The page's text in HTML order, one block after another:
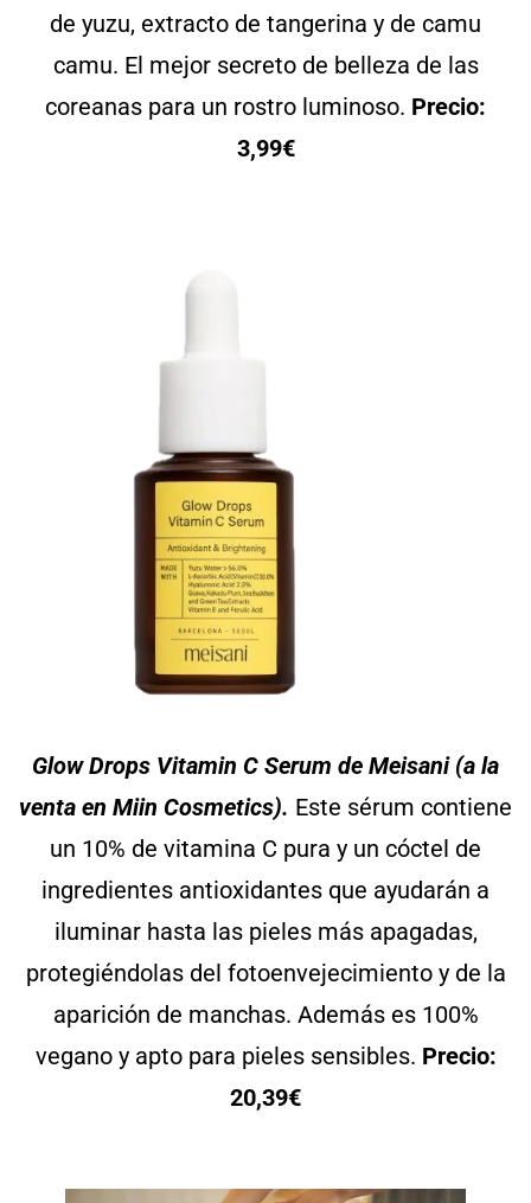
de yuzu, extracto de tangerina y de camu
camu. El mejor secreto de belleza de las
coreanas para un rostro luminoso. Precio:
3,99€
Glow Drops Vitamin C Serum de Meisani (a la
venta en Miin Cosmetics). Este sérum contiene
un 10% de vitamina C pura y un cóctel de
ingredientes antioxidantes que ayudarán a
iluminar hasta las pieles más apagadas,
protegiéndolas del fotoenvejecimiento y de la
aparición de manchas. Además es 100%
vegano y apto para pieles sensibles. Precio:
20,39€